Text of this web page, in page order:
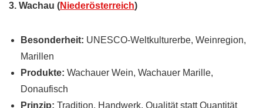
3. Wachau (Niederösterreich)
Besonderheit: UNESCO-Weltkulturerbe, Weinregion,
Marillen
Produkte: Wachauer Wein, Wachauer Marille,
Donaufisch
Prinzip: Tradition, Handwerk, Qualität statt Quantität